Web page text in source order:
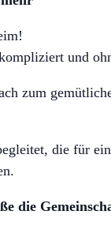
und
zum
die für
die